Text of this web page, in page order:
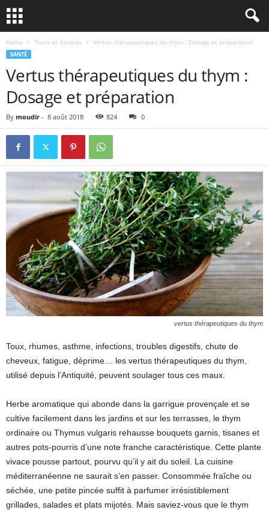
Home Trucs et Astuces Vertus thérapeutiques du thym : Dosage et préparation
SANTÉ
Vertus thérapeutiques du thym :
Dosage et préparation
By moudir - 8 août 2018 824 0
vertus thérapeutiques du thym
Toux, rhumes, asthme, infections, troubles digestifs, chute de
cheveux, fatigue, déprime… les vertus thérapeutiques du thym,
utilisé depuis l’Antiquité, peuvent soulager tous ces maux.
Herbe aromatique qui abonde dans la garrigue provençale et se
cultive facilement dans les jardins et sur les terrasses, le thym
ordinaire ou Thymus vulgaris rehausse bouquets garnis, tisanes et
autres pots-pourris d’une note franche caractéristique. Cette plante
vivace pousse partout, pourvu qu’il y ait du soleil. La cuisine
méditerranéenne ne saurait s’en passer. Consommée fraîche ou
séchée, une petite pincée suffit à parfumer irrésistiblement
grillades, salades et plats mijotés. Mais saviez-vous que le thym